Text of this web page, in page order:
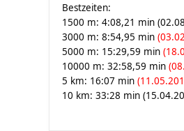
Bestzeiten:
1500 m: 4:08,21 min
3000 m: 8:54,95 min
5000 m: 15:29,59 min
10000 m: 32:58,59 min
5 km: 16:07 min
10 km: 33:28 min